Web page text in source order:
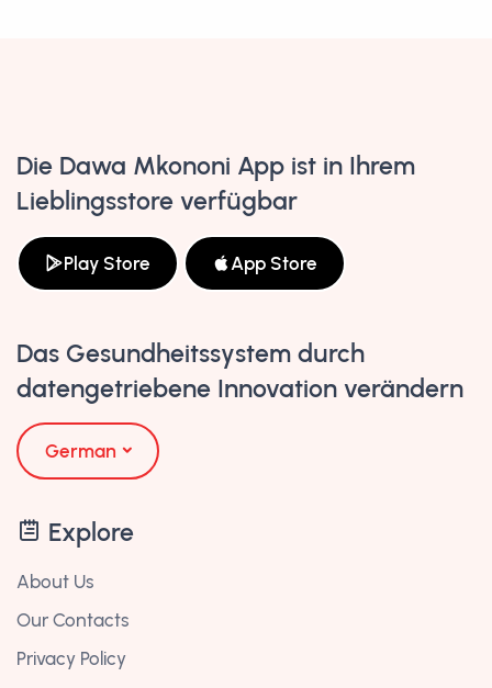
Die Dawa Mkononi App ist in Ihrem
Lieblingsstore verfügbar
Play Store App Store
Das Gesundheitssystem durch
datengetriebene Innovation verändern
German
Explore
About Us
Our Contacts
Privacy Policy